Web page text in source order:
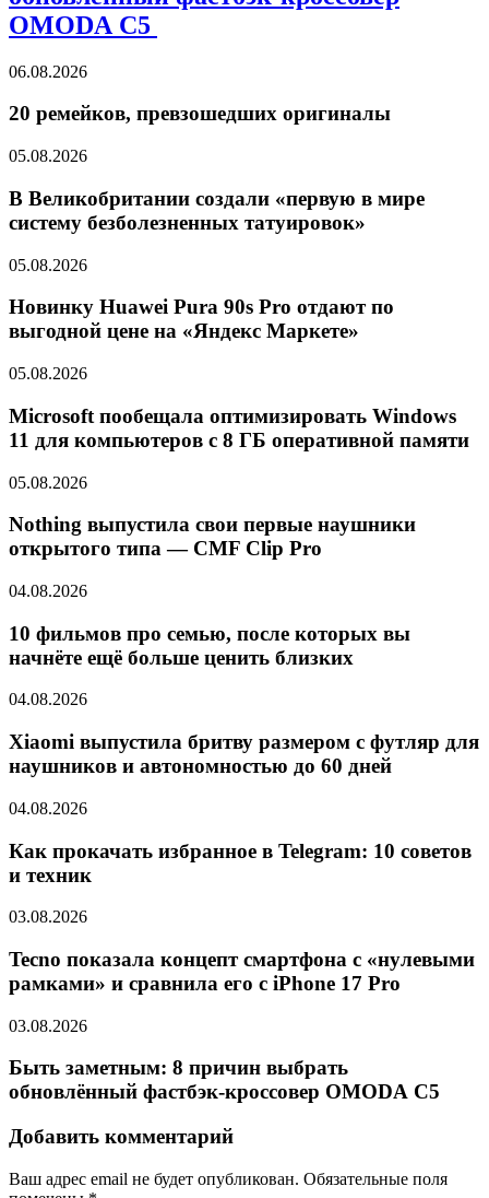
OMODA C5
06.08.2026
20 ремейков, превзошедших оригиналы
05.08.2026
В Великобритании создали «первую в мире
систему безболезненных татуировок»
05.08.2026
Новинку Huawei Pura 90s Pro отдают по
выгодной цене на «Яндекс Маркете»
05.08.2026
Microsoft пообещала оптимизировать Windows
11 для компьютеров с 8 ГБ оперативной памяти
05.08.2026
Nothing выпустила свои первые наушники
открытого типа — CMF Clip Pro
04.08.2026
10 фильмов про семью, после которых вы
начнёте ещё больше ценить близких
04.08.2026
Xiaomi выпустила бритву размером с футляр для
наушников и автономностью до 60 дней
04.08.2026
Как прокачать избранное в Telegram: 10 советов
и техник
03.08.2026
Tecno показала концепт смартфона с «нулевыми
рамками» и сравнила его с iPhone 17 Pro
03.08.2026
Быть заметным: 8 причин выбрать
обновлённый фастбэк-кроссовер OMODA C5
Добавить комментарий
Ваш адрес email не будет опубликован. Обязательные поля